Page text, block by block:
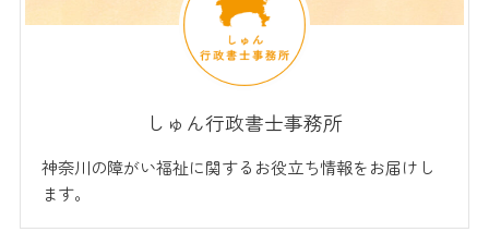
しゅん行政書士事務所
神奈川の障がい福祉に関するお役立ち情報をお届けし
ます。